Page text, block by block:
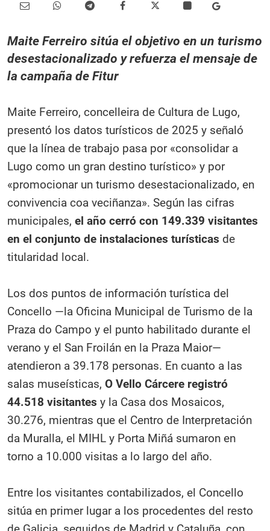
Maite Ferreiro sitúa el objetivo en un turismo
desestacionalizado y refuerza el mensaje de
la campaña de Fitur
Maite Ferreiro, concelleira de Cultura de Lugo,
presentó los datos turísticos de 2025 y señaló
que la línea de trabajo pasa por «consolidar a
Lugo como un gran destino turístico» y por
«promocionar un turismo desestacionalizado, en
convivencia coa veciñanza». Según las cifras
municipales, el año cerró con 149.339 visitantes
en el conjunto de instalaciones turísticas de
titularidad local.
Los dos puntos de información turística del
Concello —la Oficina Municipal de Turismo de la
Praza do Campo y el punto habilitado durante el
verano y el San Froilán en la Praza Maior—
atendieron a 39.178 personas. En cuanto a las
salas museísticas, O Vello Cárcere registró
44.518 visitantes y la Casa dos Mosaicos,
30.276, mientras que el Centro de Interpretación
da Muralla, el MIHL y Porta Miñá sumaron en
torno a 10.000 visitas a lo largo del año.
Entre los visitantes contabilizados, el Concello
sitúa en primer lugar a los procedentes del resto